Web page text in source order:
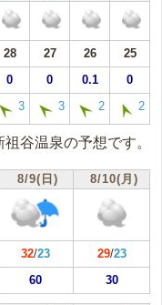
28 27 26
25
0 0 0.1 0
3 3 2 2
谷温泉の予想です。
8/9(日) 8/10(月)
32/23 29/23
60 30